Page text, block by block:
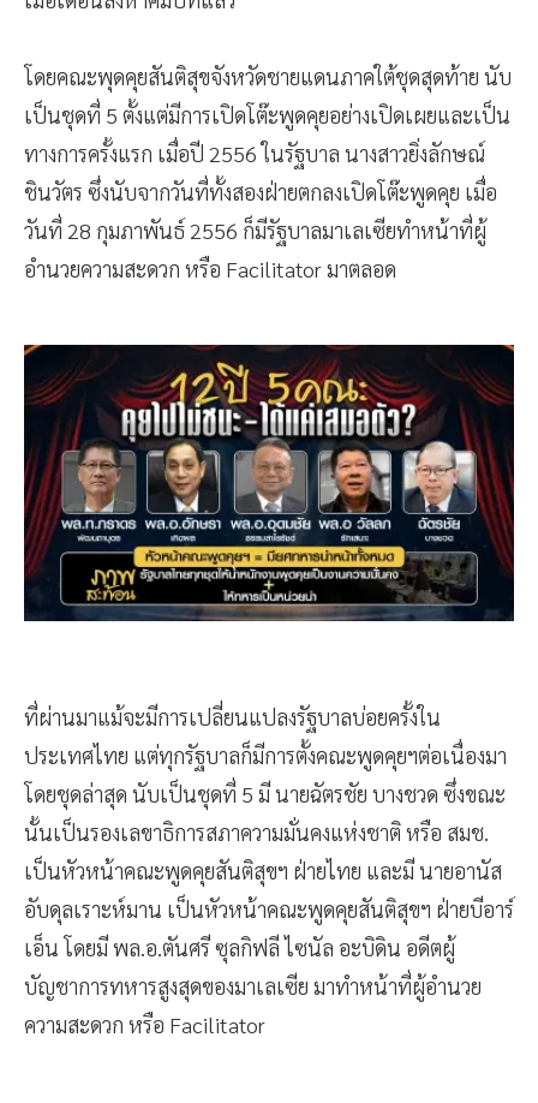
โดยคณะพุดคุยสันติสุขจังหวัดชายแดนภาคใต้ชุดสุดท้าย นับ
เป็นชุดที่ 5 ตั้งแต่มีการเปิดโต๊ะพูดคุยอย่างเปิดเผยและเป็น
ทางการครั้งแรก เมื่อปี 2556 ในรัฐบาล นางสาวยิ่งลักษณ์
ชินวัตร ซึ่งนับจากวันที่ทั้งสองฝ่ายตกลงเปิดโต๊ะพูดคุย เมื่อ
วันที่ 28 กุมภาพันธ์ 2556 ก็มีรัฐบาลมาเลเซียทำหน้าที่ผู้
อำนวยความสะดวก หรือ Facilitator มาตลอด
ที่ผ่านมาแม้จะมีการเปลี่ยนแปลงรัฐบาลบ่อยครั้งใน
ประเทศไทย แต่ทุกรัฐบาลก็มีการตั้งคณะพูดคุยฯต่อเนื่องมา
โดยชุดล่าสุด นับเป็นชุดที่ 5 มี นายฉัตรชัย บางชวด ซึ่งขณะ
นั้นเป็นรองเลขาธิการสภาความมั่นคงแห่งชาติ หรือ สมช.
เป็นหัวหน้าคณะพูดคุยสันติสุขฯ ฝ่ายไทย และมี นายอานัส
อับดุลเราะห์มาน เป็นหัวหน้าคณะพูดคุยสันติสุขฯ ฝ่ายบีอาร์
เอ็น โดยมี พล.อ.ตันศรี ซุลกิฟลี ไซนัล อะบิดิน อดีตผู้
บัญชาการทหารสูงสุดของมาเลเซีย มาทำหน้าที่ผู้อำนวย
ความสะดวก หรือ Facilitator